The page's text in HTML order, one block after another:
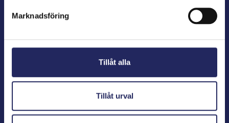
Marknadsföring
Tillåt alla
Tillåt urval
Bölegatan 2
00240 Helsingfors
Kontaktinformation
Ge en gåva